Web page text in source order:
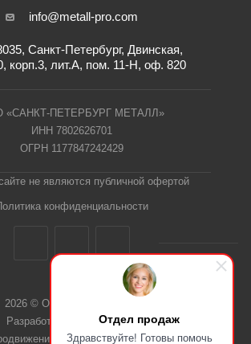
Отдел продаж
Здравствуйте! Готовы помочь
info@metall-pro.com
Санкт-Петербург, Двинская,
корп.3, лит.А, пом. 11-Н, оф. 820
«САНКТ-ПЕТЕРБУРГ МЕТАЛЛ»
ИНН 7802626701
ОГРН 1177847242429
не являются публичной офертой
конфиденциальности
2026 © ООО "СПб Металл"
Разработка сайта Dieztech
сайта — Веб-Центр